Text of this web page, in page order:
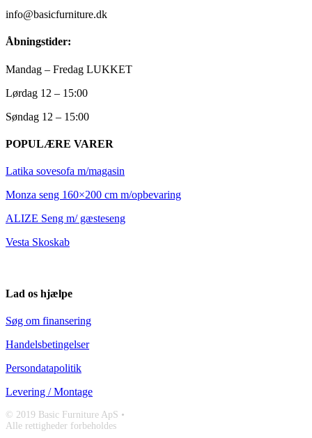
info@basicfurniture.dk
Åbningstider:
Mandag – Fredag LUKKET
Lørdag 12 – 15:00
Søndag 12 – 15:00
POPULÆRE VARER
Latika sovesofa m/magasin
Monza seng 160×200 cm m/opbevaring
ALIZE Seng m/ gæsteseng
Vesta Skoskab
Lad os hjælpe
Søg om finansering
Handelsbetingelser
Persondatapolitik
Levering / Montage
© 2019 Basic Furniture ApS •
Alle rettigheder forbeholdes